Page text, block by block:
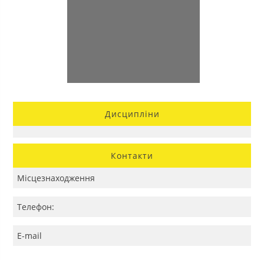
Дисципліни
Контакти
Місцезнаходження
Телефон:
E-mail